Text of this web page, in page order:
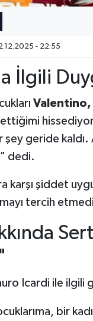
- 22:55
İlgili
şey geride
dedi.
karşı şiddet
tercih
Icardi ile ilgili
bir